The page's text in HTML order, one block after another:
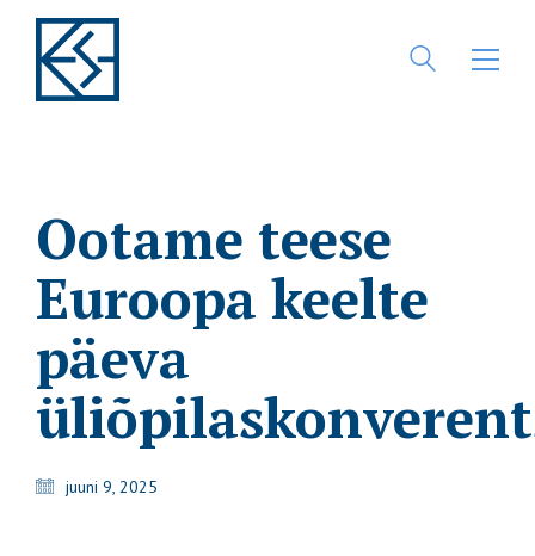
Ootame teese
Euroopa keelte
päeva
juuni 9, 2025